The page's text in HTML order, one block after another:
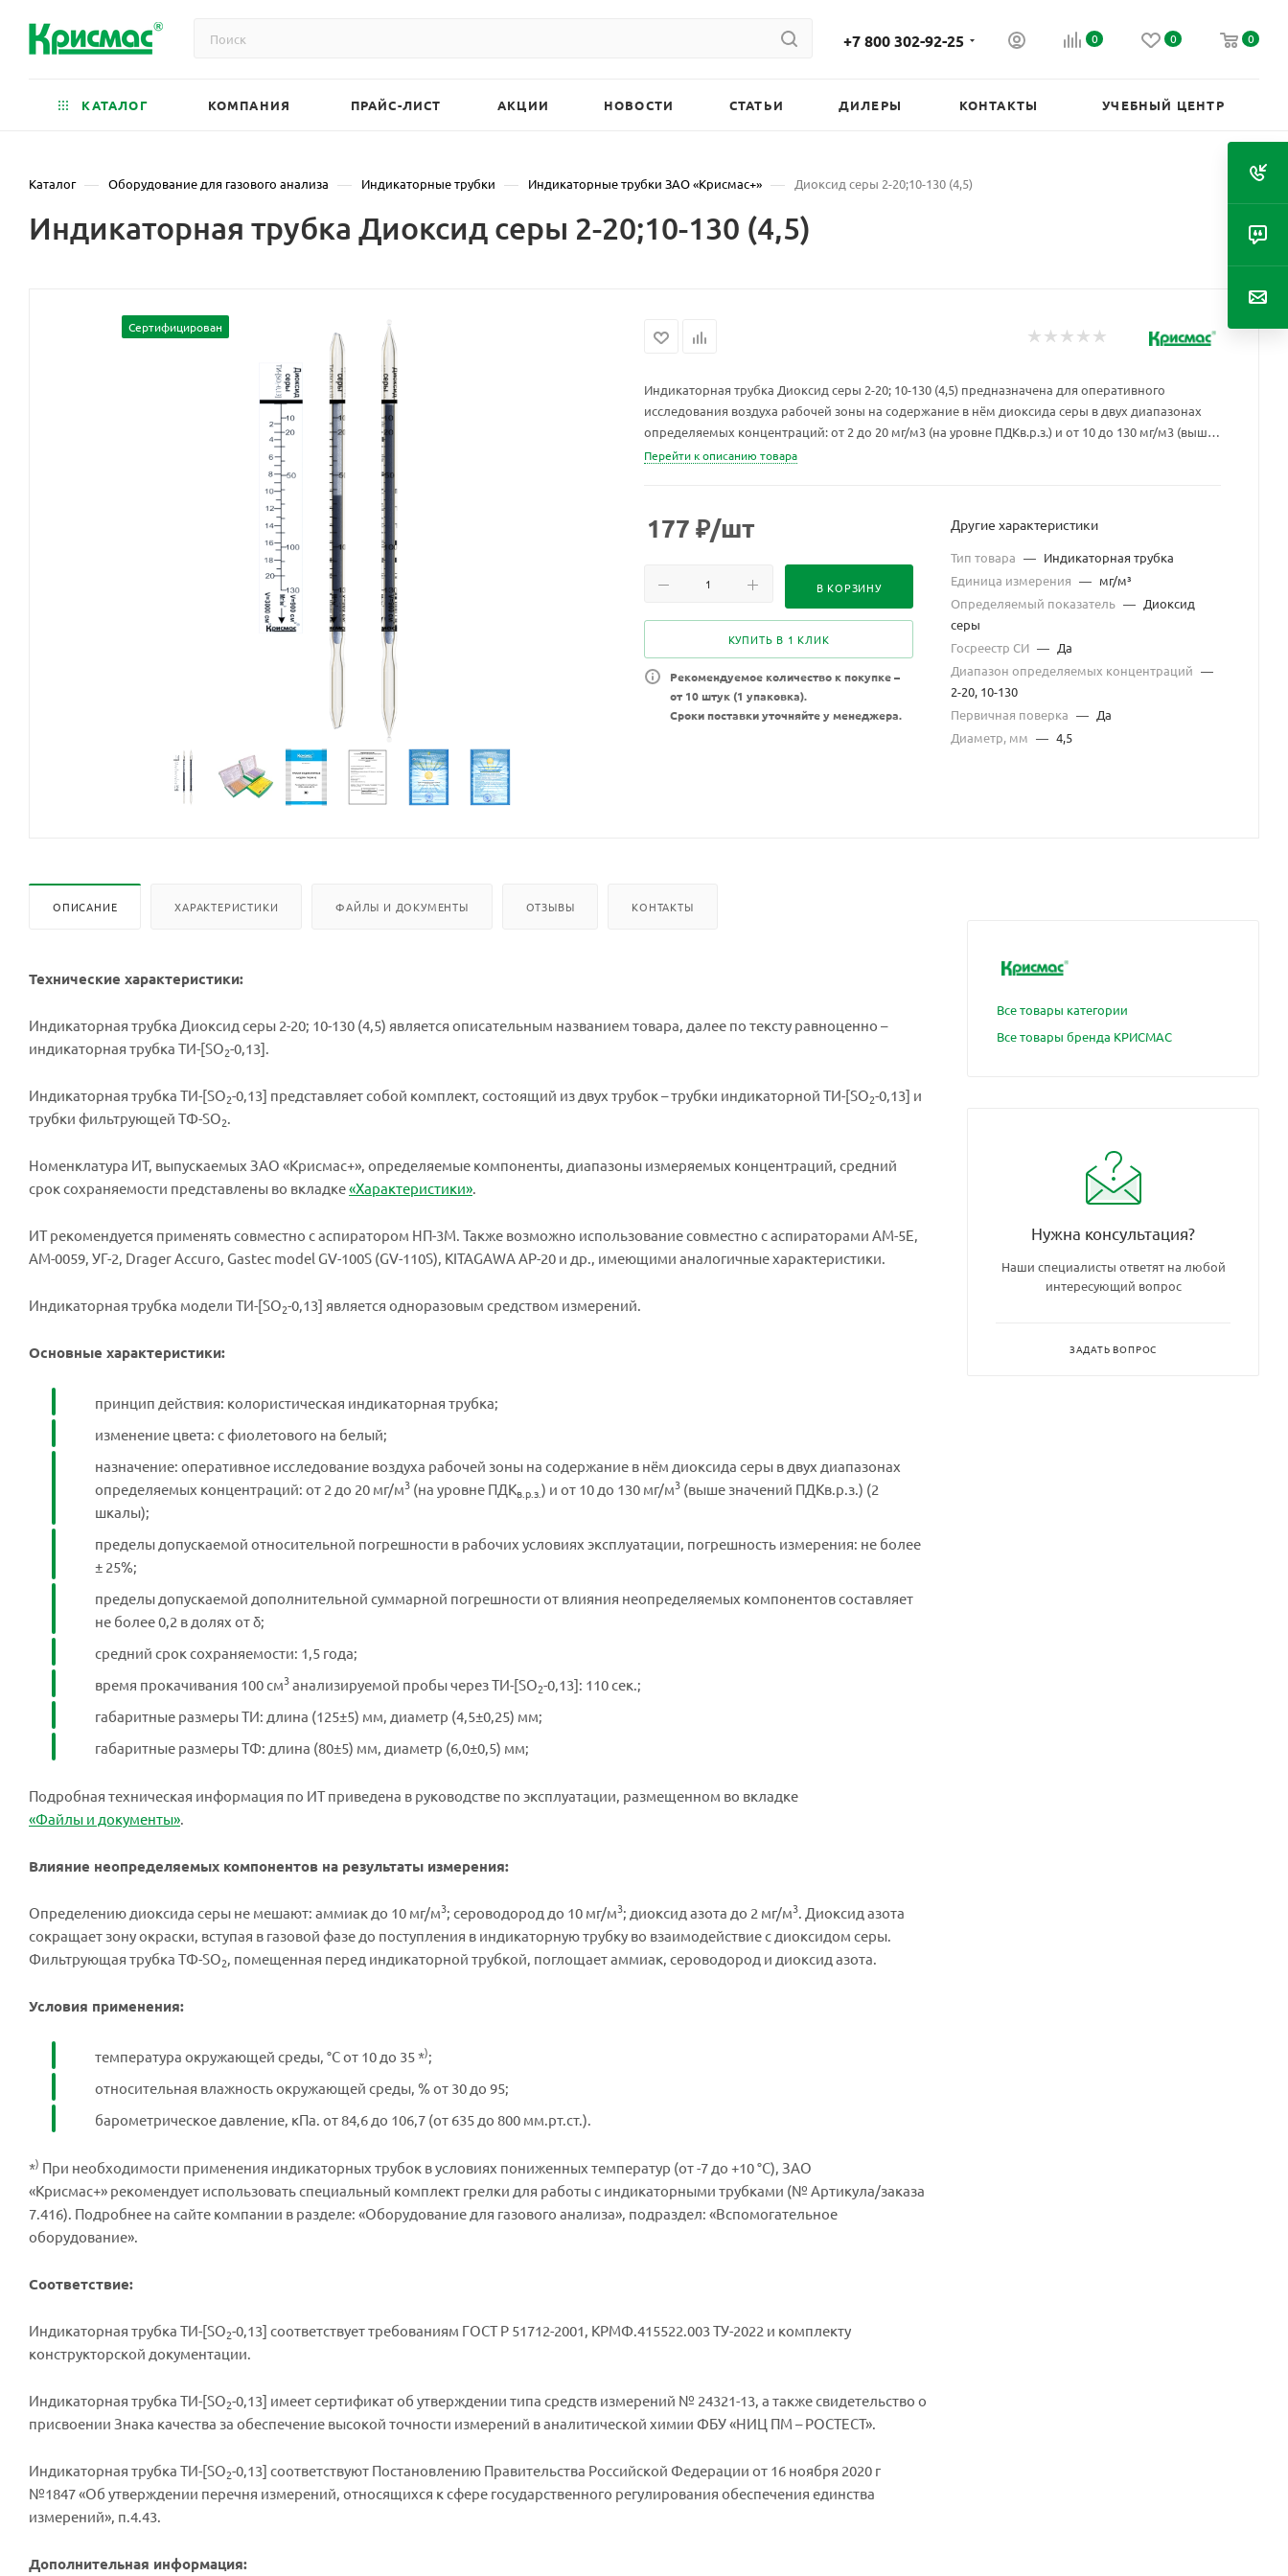
+7 800 302-92-25 0 0 0
КАТАЛОГ КОМПАНИЯ ПРАЙС-ЛИСТ АКЦИИ НОВОСТИ СТАТЬИ ДИЛЕРЫ КОНТАКТЫ УЧЕБНЫЙ ЦЕНТР
Каталог — Оборудование для газового анализа — Индикаторные трубки — Индикаторные трубки ЗАО «Крисмас+» — Диоксид серы 2-20;10-130 (4,5)
Индикаторная трубка Диоксид серы 2-20;10-130 (4,5)
Сертифицирован
Индикаторная трубка Диоксид серы 2-20; 10-130 (4,5) предназначена для оперативного
исследования воздуха рабочей зоны на содержание в нём диоксида серы в двух диапазонах
определяемых концентраций: от 2 до 20 мг/м3 (на уровне ПДКв.р.з.) и от 10 до 130 мг/м3 (выше
значений ПДКв.р.з.).
Перейти к описанию товара
177 ₽/шт
В КОРЗИНУ
КУПИТЬ В 1 КЛИК
Рекомендуемое количество к покупке –
от 10 штук (1 упаковка).
Сроки поставки уточняйте у менеджера.
Другие характеристики
Тип товара — Индикаторная трубка
Единица измерения — мг/м³
Определяемый показатель — Диоксид
серы
Госреестр СИ — Да
Диапазон определяемых концентраций —
2-20, 10-130
Первичная поверка — Да
Диаметр, мм — 4,5
ОПИСАНИЕ ХАРАКТЕРИСТИКИ ФАЙЛЫ И ДОКУМЕНТЫ ОТЗЫВЫ КОНТАКТЫ
Технические характеристики:
Индикаторная трубка Диоксид серы 2-20; 10-130 (4,5) является описательным названием товара, далее по тексту равноценно –
индикаторная трубка ТИ-[SO2-0,13].
Индикаторная трубка ТИ-[SO2-0,13] представляет собой комплект, состоящий из двух трубок – трубки индикаторной ТИ-[SO2-0,13] и
трубки фильтрующей ТФ-SO2.
Номенклатура ИТ, выпускаемых ЗАО «Крисмас+», определяемые компоненты, диапазоны измеряемых концентраций, средний
срок сохраняемости представлены во вкладке«Характеристики».
ИТ рекомендуется применять совместно с аспиратором НП-3М. Также возможно использование совместно с аспираторами АМ-5Е,
АМ-0059, УГ-2, Drager Accuro, Gastec model GV-100S (GV-110S), KITAGAWA АР-20 и др., имеющими аналогичные характеристики.
Индикаторная трубка модели ТИ-[SO2-0,13] является одноразовым средством измерений.
Основные характеристики:
принцип действия: колористическая индикаторная трубка;
изменение цвета: с фиолетового на белый;
назначение: оперативное исследование воздуха рабочей зоны на содержание в нём диоксида серы в двух диапазонах
определяемых концентраций: от 2 до 20 мг/м3 (на уровне ПДКв.р.з.) и от 10 до 130 мг/м3 (выше значений ПДКв.р.з.) (2
шкалы);
пределы допускаемой относительной погрешности в рабочих условиях эксплуатации, погрешность измерения: не более
± 25%;
пределы допускаемой дополнительной суммарной погрешности от влияния неопределяемых компонентов составляет
не более 0,2 в долях от δ;
средний срок сохраняемости: 1,5 года;
время прокачивания 100 см3анализируемой пробы через ТИ-[SO2-0,13]: 110 сек.;
габаритные размеры ТИ: длина (125±5) мм, диаметр (4,5±0,25) мм;
габаритные размеры ТФ: длина (80±5) мм, диаметр (6,0±0,5) мм;
Подробная техническая информация по ИТ приведена в руководстве по эксплуатации, размещенном во вкладке
«Файлы и документы».
Влияние неопределяемых компонентов на результаты измерения:
Определению диоксида серы не мешают: аммиак до 10 мг/м3; сероводород до 10 мг/м3; диоксид азота до 2 мг/м3. Диоксид азота
сокращает зону окраски, вступая в газовой фазе до поступления в индикаторную трубку во взаимодействие с диоксидом серы.
Фильтрующая трубка ТФ-SO2, помещенная перед индикаторной трубкой, поглощает аммиак, сероводород и диоксид азота.
Условия применения:
температура окружающей среды, °С от 10 до 35 *);
относительная влажность окружающей среды, % от 30 до 95;
барометрическое давление, кПа. от 84,6 до 106,7 (от 635 до 800 мм.рт.ст.).
*) При необходимости применения индикаторных трубок в условиях пониженных температур (от -7 до +10 °С), ЗАО
«Крисмас+» рекомендует использовать специальный комплект грелки для работы с индикаторными трубками (№ Артикула/заказа
7.416). Подробнее на сайте компании в разделе: «Оборудование для газового анализа», подраздел: «Вспомогательное
оборудование».
Соответствие:
Индикаторная трубка ТИ-[SO2-0,13] соответствует требованиям ГОСТ Р 51712-2001, КРМФ.415522.003 ТУ-2022 и комплекту
конструкторской документации.
Индикаторная трубка ТИ-[SO2-0,13] имеет сертификат об утверждении типа средств измерений № 24321-13, а также свидетельство о
присвоении Знака качества за обеспечение высокой точности измерений в аналитической химии ФБУ «НИЦ ПМ – РОСТЕСТ».
Индикаторная трубка ТИ-[SO2-0,13] соответствуют Постановлению Правительства Российской Федерации от 16 ноября 2020 г
№1847 «Об утверждении перечня измерений, относящихся к сфере государственного регулирования обеспечения единства
измерений», п.4.43.
Дополнительная информация:
Все товары категории
Все товары бренда КРИСМАС
Нужна консультация?
Наши специалисты ответят на любой
интересующий вопрос
ЗАДАТЬ ВОПРОС